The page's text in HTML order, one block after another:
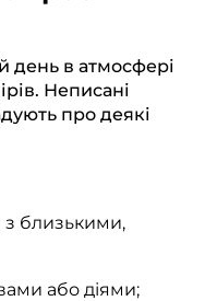
день в атмосфері
Неписані
про деякі
з близькими,
або діями;